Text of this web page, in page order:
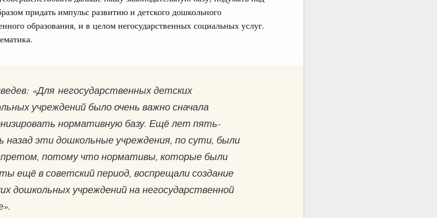
придать импульс развитию и детского дошкольного
образования, и в целом негосударственных социальных услуг.
«Для негосударственных детских
учреждений было очень важно сначала
нормативную базу. Ещё лет пять-
назад эти дошкольные учреждения, по сути, были
потому что нормативы, которые были
ещё в советский период, воспрещали создание
дошкольных учреждений на негосударственной
для жизни»
на юге России вырос почти на треть
система. Недвижимость. Оценочная деятельность
в управление «ДОМ.РФ»
в России вырос на 4,3%, въездной –
по ситуации на топливном рынке
развития территорий в
в городах ДНР
стратегической сессии,